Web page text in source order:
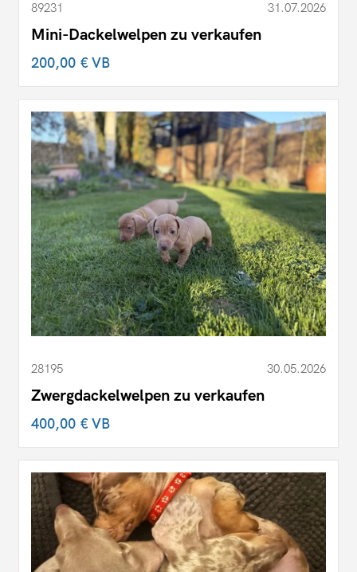
89231 31.07.2026
Mini-Dackelwelpen zu verkaufen
200,00 €VB
28195 30.05.2026
Zwergdackelwelpen zu verkaufen
400,00 €VB